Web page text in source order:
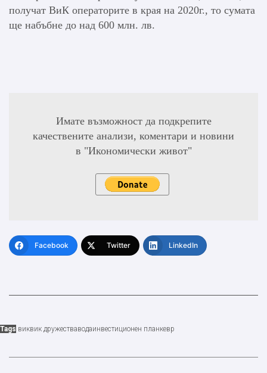
получат ВиК операторите в края на 2020г., то сумата
ще набъбне до над 600 млн. лв.
Имате възможност да подкрепите
качествените анализи, коментари и новини
в "Икономически живот"
Facebook Twitter LinkedIn
Tags виквик дружестваводаинвестиционен планкевр